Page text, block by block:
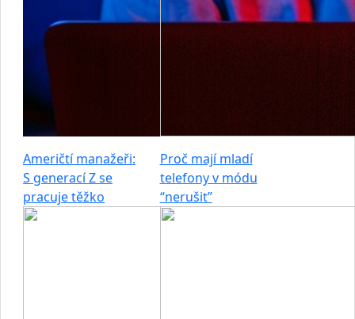
Američtí manažeři:
S generací Z se
pracuje těžko
Proč mají mladí
telefony v módu
“nerušit”